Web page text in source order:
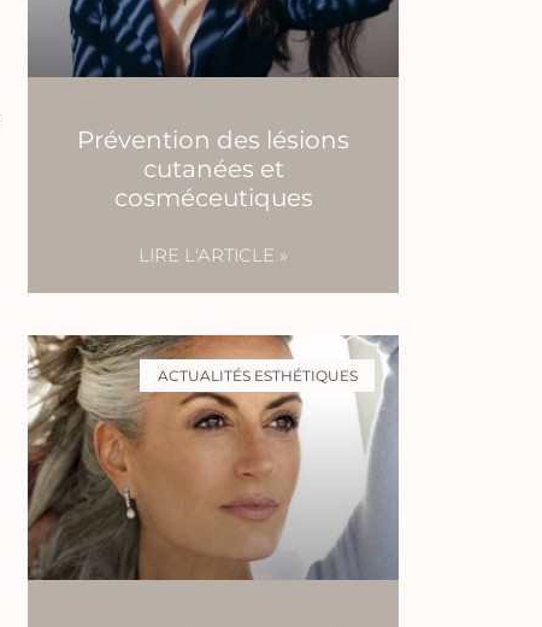
Prévention des lésions
cutanées et
cosméceutiques
LIRE L'ARTICLE »
ACTUALITÉS ESTHÉTIQUES